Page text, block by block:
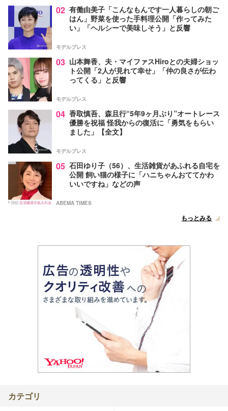
02 有働由美子「こんなもんです一人暮らしの朝ご
はん」野菜を使った手料理公開「作ってみた
い」「ヘルシーで美味しそう」と反響
モデルプレス
03 山本舞香、夫・マイファスHiroとの夫婦ショッ
ト公開「2人が見れて幸せ」「仲の良さが伝わ
ってくる」と反響
モデルプレス
04 香取慎吾、森且行“5年9ヶ月ぶり”オートレース
優勝を祝福 怪我からの復活に「勇気をもらい
ました」【全文】
モデルプレス
05 石田ゆり子（56）、生活雑貨があふれる自宅を
公開 飼い猫の様子に「ハニちゃんおててかわ
いいですね」などの声
ABEMA TIMES
もっとみる
カテゴリ